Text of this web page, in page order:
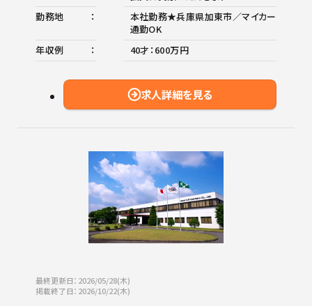
勤務地
本社勤務★兵庫県加東市／マイカー
通勤OK
年収例
40才：600万円
求人詳細を見る
最終更新日：2026/05/28(木)
掲載終了日：2026/10/22(木)